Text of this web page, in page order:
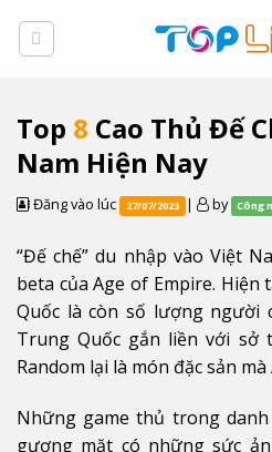
Top 8 Cao Thủ Đế
Nam Hiện Nay
Đăng vào lúc 27/07/2023 | by Công
“Đế chế” du nhập vào Việt
beta của Age of Empire.
Quốc là còn số lượng người
Trung Quốc gắn liền với sở
Random lại là món đặc sản
Những game thủ trong
gương mặt có những sức